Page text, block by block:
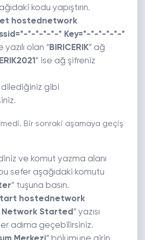
kodu yapıştırın.
hostednetwork
*-*-*-*-* Key=*-*-*-*-*-*
olan “BIRICERIK” ağ
” ise ağ şifreniz
dilediğiniz gibi
Bir sonraki aşamaya geçiş
ve komut yazma alanı
sefer aşağıdaki komutu
” tuşuna basın.
hostednetwork
Network Started ” yazısı
adıma geçebilirsiniz.